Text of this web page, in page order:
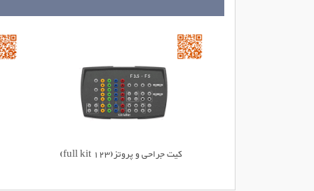
کیت جراحی و پروتز(123 full kit)